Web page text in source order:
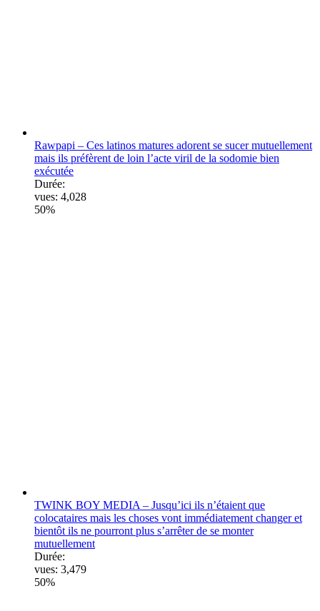
Rawpapi – Ces latinos matures adorent se sucer mutuellement
mais ils préfèrent de loin l’acte viril de la sodomie bien
exécutée
Durée:
vues: 4,028
50%
TWINK BOY MEDIA – Jusqu’ici ils n’étaient que
colocataires mais les choses vont immédiatement changer et
bientôt ils ne pourront plus s’arrêter de se monter
mutuellement
Durée:
vues: 3,479
50%